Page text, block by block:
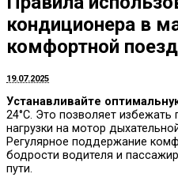
кондиционера в
комфортной
19.07.2025
Устанавливайте
24°C. Это позволяет
нагрузки на мотор
Регулярное поддержание
бодрости водителя и
пути.